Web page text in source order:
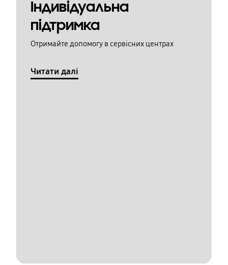
Індивідуальна
підтримка
Отримайте допомогу в сервісних центрах
Читати далі